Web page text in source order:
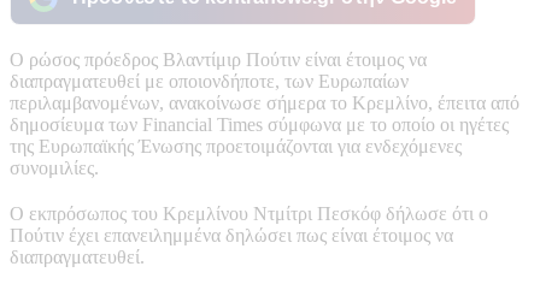
Ο ρώσος πρόεδρος Βλαντίμιρ Πούτιν είναι έτοιμος να
διαπραγματευθεί με οποιονδήποτε, των Ευρωπαίων
περιλαμβανομένων, ανακοίνωσε σήμερα το Κρεμλίνο, έπειτα από
δημοσίευμα των Financial Times σύμφωνα με το οποίο οι ηγέτες
της Ευρωπαϊκής Ένωσης προετοιμάζονται για ενδεχόμενες
συνομιλίες.
Ο εκπρόσωπος του Κρεμλίνου Ντμίτρι Πεσκόφ δήλωσε ότι ο
Πούτιν έχει επανειλημμένα δηλώσει πως είναι έτοιμος να
διαπραγματευθεί.